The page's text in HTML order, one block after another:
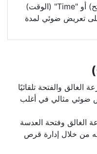
"Bulb" (فتح) أو "Time" (الوقت)
تعريض ضوئي لمدة
)
والفتحة تلقائيًا
ضوئي مثالي في أغلب
الغالق وفتحة العدسة
من خلال إدارة قرص